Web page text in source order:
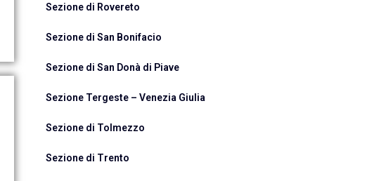
Sezione di Rovereto
Sezione di San Bonifacio
Sezione di San Donà di Piave
Sezione Tergeste – Venezia Giulia
Sezione di Tolmezzo
Sezione di Trento